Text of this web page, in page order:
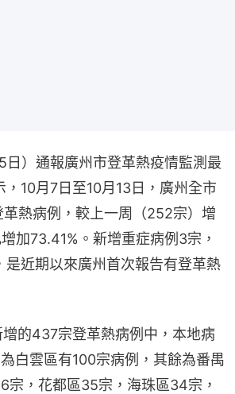
日）通報廣州市登革熱疫情監測最
10月7日至10月13日，廣州全市
熱病例，較上一周（252宗）增
加73.41%。新增重症病例3宗，
是近期以來廣州首次報告有登革熱
的437宗登革熱病例中，本地病
白雲區有100宗病例，其餘為番禺
宗，花都區35宗，海珠區34宗，